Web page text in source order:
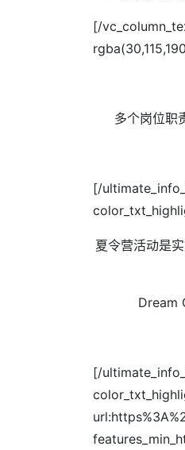
[/
多个岗位职
[/
夏令营活动是
Dream
[/